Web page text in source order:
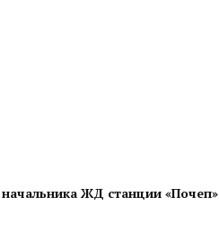
ЖД станции «Почеп»